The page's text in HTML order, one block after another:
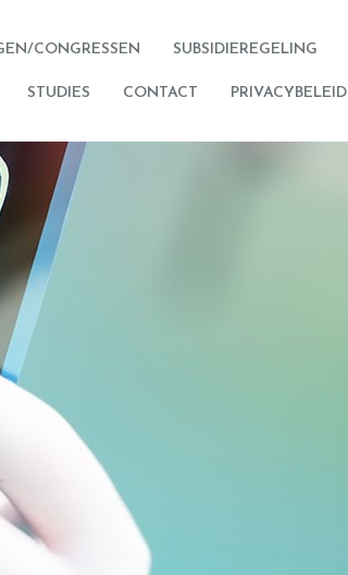
CONGRESSEN SUBSIDIEREGELING
STUDIES CONTACT PRIVACYBELEID